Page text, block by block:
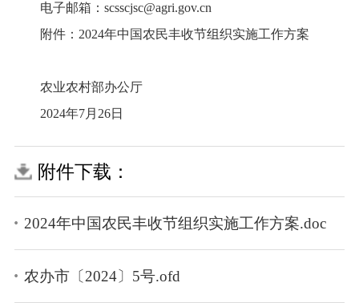
电子邮箱： scsscjsc@agri.gov.cn
附件： 2024年中国农民丰收节组织实施工作方案
农业农村部办公厅
2024年7月 26日
附件下载：
2024年中国农民丰收节组织实施工作方案.doc
农办市〔2024〕5号.ofd